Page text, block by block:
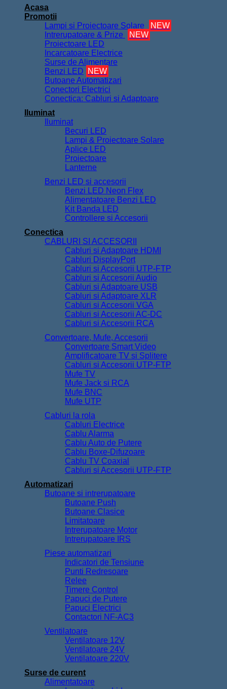
Acasa
Promotii
Lampi si Proiectoare Solare
NEW
Intrerupatoare & Prize
NEW
Proiectoare LED
Incarcatoare Electrice
Surse de Alimentare
Benzi LED
NEW
Butoane Automatizari
Conectori Electrici
Conectica: Cabluri si Adaptoare
Iluminat
Iluminat
Becuri LED
Lampi & Proiectoare Solare
Aplice LED
Proiectoare
Lanterne
Benzi LED si accesorii
Benzi LED Neon Flex
Alimentatoare Benzi LED
Kit Banda LED
Controllere si Accesorii
Conectica
CABLURI SI ACCESORII
Cabluri si Adaptoare HDMI
Cabluri DisplayPort
Cabluri si Accesorii UTP-FTP
Cabluri si Accesorii Audio
Cabluri si Adaptoare USB
Cabluri si Adaptoare XLR
Cabluri si Accesorii VGA
Cabluri si Accesorii AC-DC
Cabluri si Accesorii RCA
Convertoare, Mufe, Accesorii
Convertoare Smart Video
Amplificatoare TV si Splitere
Cabluri si Accesorii UTP-FTP
Mufe TV
Mufe Jack si RCA
Mufe BNC
Mufe UTP
Cabluri la rola
Cabluri Electrice
Cablu Alarma
Cablu Auto de Putere
Cablu Boxe-Difuzoare
Cablu TV Coaxial
Cabluri si Accesorii UTP-FTP
Automatizari
Butoane si intrerupatoare
Butoane Push
Butoane Clasice
Limitatoare
Intrerupatoare Motor
Intrerupatoare IRS
Piese automatizari
Indicatori de Tensiune
Punti Redresoare
Relee
Timere Control
Papuci de Putere
Papuci Electrici
Contactori NF-AC3
Ventilatoare
Ventilatoare 12V
Ventilatoare 24V
Ventilatoare 220V
Surse de curent
Alimentatoare